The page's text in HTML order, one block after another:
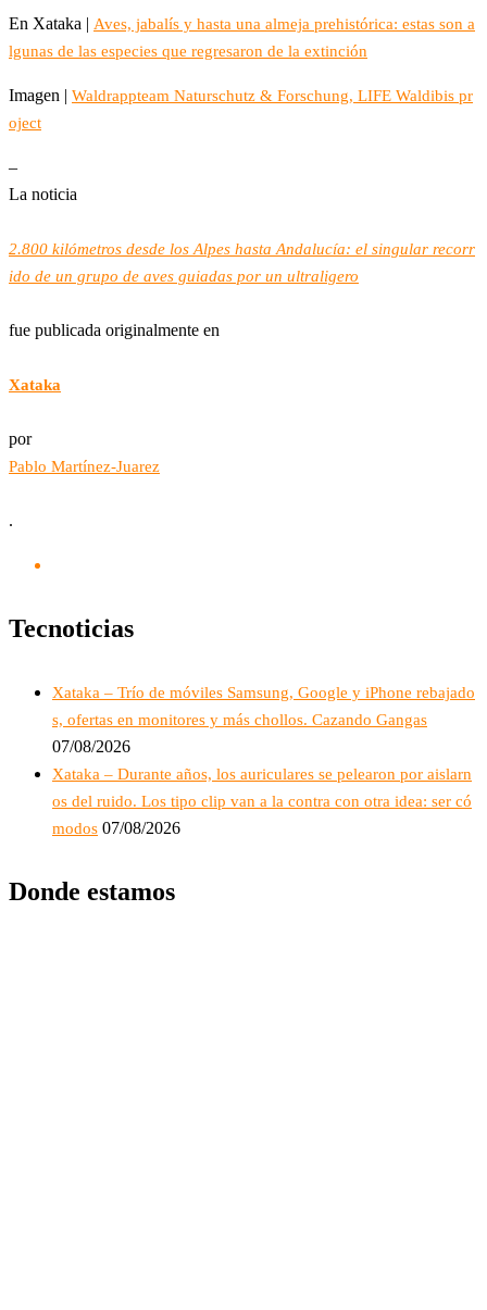
En Xataka | Aves, jabalís y hasta una almeja prehistórica: estas son a
lgunas de las especies que regresaron de la extinción
Imagen | Waldrappteam Naturschutz & Forschung, LIFE Waldibis pr
oject
–
La noticia
2.800 kilómetros desde los Alpes hasta Andalucía: el singular recorr
ido de un grupo de aves guiadas por un ultraligero
fue publicada originalmente en
Xataka
por
Pablo Martínez-Juarez
.
Tecnoticias
Xataka – Trío de móviles Samsung, Google y iPhone rebajado
s, ofertas en monitores y más chollos. Cazando Gangas
07/08/2026
Xataka – Durante años, los auriculares se pelearon por aislarn
os del ruido. Los tipo clip van a la contra con otra idea: ser có
modos 07/08/2026
Donde estamos